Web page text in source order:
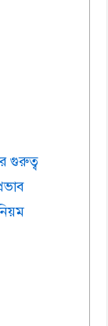
গুরুত্ব